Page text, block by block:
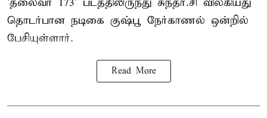
தொடர்பான நடிகை குஷ்பூ நேர்காணல் ஒன்றில்
பேசியுள்ளார்.
Read More